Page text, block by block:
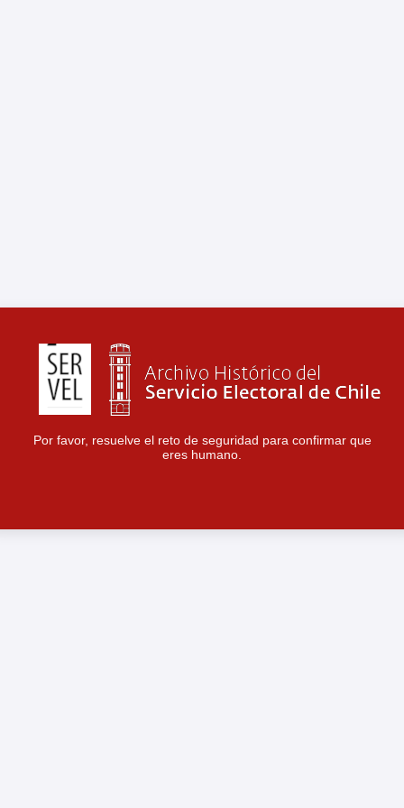
Por favor, resuelve el reto de seguridad para confirmar que
eres humano.